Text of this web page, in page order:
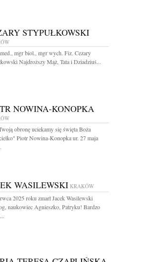
STYPUŁKOWSKI
mgr biol., mgr wych. Fiz. Cezary
Najdroższy Mąż, Tata i Dziadziuś...
NOWINA-KONOPKA
obronę uciekamy się święta Boża
Piotr Nowina-Konopka ur. 27 maja
WASILEWSKI KRAKÓW
2025 roku zmarł Jacek Wasilewski
naukowiec Agnieszko, Patryku! Bardzo